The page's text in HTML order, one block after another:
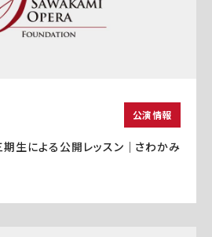
公演情報
期生による公開レッスン｜さわかみ